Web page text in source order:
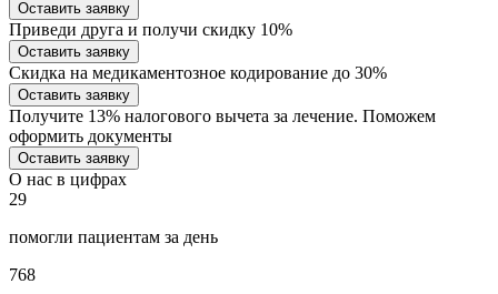
Оставить заявку
Приведи друга и получи скидку 10%
Оставить заявку
Скидка на медикаментозное кодирование до 30%
Оставить заявку
Получите 13% налогового вычета за лечение. Поможем
оформить документы
Оставить заявку
О нас в цифрах
29
помогли пациентам за день
768